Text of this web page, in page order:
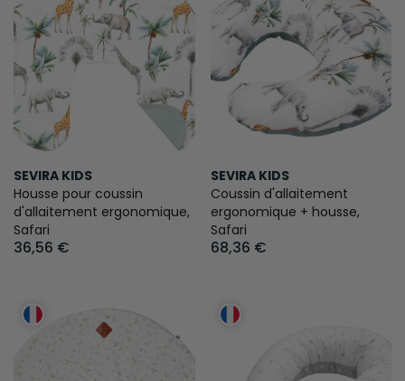
SEVIRA KIDS
Housse pour coussin
d'allaitement ergonomique,
Safari
36,56 €
SEVIRA KIDS
Coussin d'allaitement
ergonomique + housse,
Safari
68,36 €